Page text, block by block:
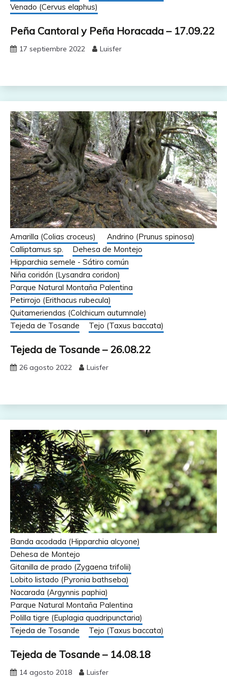
Venado (Cervus elaphus)
Peña Cantoral y Peña Horacada – 17.09.22
17 septiembre 2022 Luisfer
Amarilla (Colias croceus)
Andrino (Prunus spinosa)
Calliptamus sp.
Dehesa de Montejo
Hipparchia semele - Sátiro común
Niña coridón (Lysandra coridon)
Parque Natural Montaña Palentina
Petirrojo (Erithacus rubecula)
Quitameriendas (Colchicum autumnale)
Tejeda de Tosande
Tejo (Taxus baccata)
Tejeda de Tosande – 26.08.22
26 agosto 2022 Luisfer
Banda acodada (Hipparchia alcyone)
Dehesa de Montejo
Gitanilla de prado (Zygaena trifolii)
Lobito listado (Pyronia bathseba)
Nacarada (Argynnis paphia)
Parque Natural Montaña Palentina
Polilla tigre (Euplagia quadripunctaria)
Tejeda de Tosande
Tejo (Taxus baccata)
Tejeda de Tosande – 14.08.18
14 agosto 2018 Luisfer